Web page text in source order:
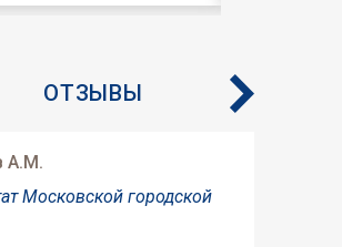
ОТЗЫВЫ
А.М.
Московской городской